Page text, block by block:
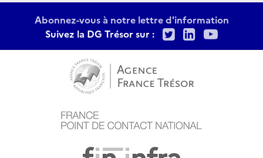
Abonnez-vous à notre lettre d'information
Suivez la DG Trésor sur :
TwitterLinkedIn